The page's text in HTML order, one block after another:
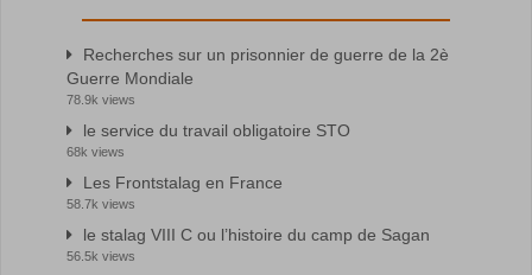
Recherches sur un prisonnier de guerre de la 2è
Guerre Mondiale
78.9k views
le service du travail obligatoire STO
68k views
Les Frontstalag en France
58.7k views
le stalag VIII C ou l’histoire du camp de Sagan
56.5k views